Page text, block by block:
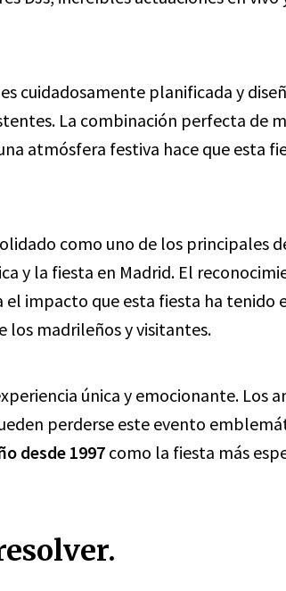
cuidadosamente planificada y
La combinación perfecta de
atmósfera festiva hace que esta
como uno de los principales
y la fiesta en Madrid. El
el impacto que esta fiesta ha tenido
los madrileños y visitantes.
única y emocionante. Los
perderse este evento
desde 1997 como la fiesta más